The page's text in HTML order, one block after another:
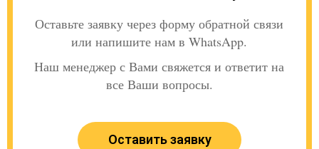
Оставьте заявку через форму обратной связи
или напишите нам в WhatsApp.
Наш менеджер с Вами свяжется и ответит на
все Ваши вопросы.
Оставить заявку